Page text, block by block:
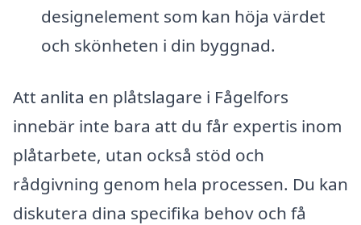
designelement som kan höja värdet
och skönheten i din byggnad.
Att anlita en plåtslagare i Fågelfors
innebär inte bara att du får expertis inom
plåtarbete, utan också stöd och
rådgivning genom hela processen. Du kan
diskutera dina specifika behov och få